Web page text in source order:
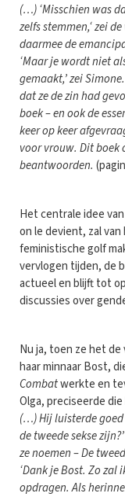
(…) ‘Misschien was
zelfs stemmen,‘ zei
daarmee de
‘Maar je wordt niet
gemaakt,’ zei
dat ze de zin had
boek – en ook de
keer op keer
voor vrouw. Dit boek
beantwoorden.
Het centrale idee van
on le devient, zal
feministische golf
vervlogen tijden, de
actueel en blijft tot
discussies over
Nu ja, toen ze het
haar minnaar Bost,
Combatwerkte en
Olga, preciseerde
(…) Hij luisterde goed
de tweede sekse
ze noemen – De
‘Dank je Bost. Zo
opdragen. Als